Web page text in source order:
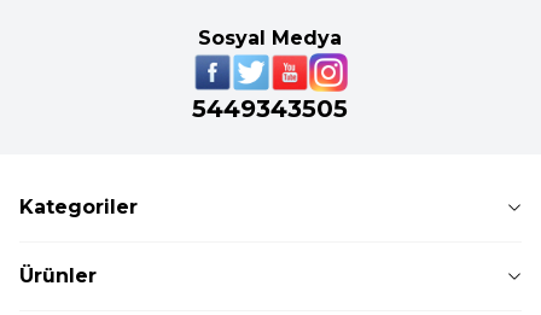
Sosyal Medya
5449343505
Kategoriler
Ürünler